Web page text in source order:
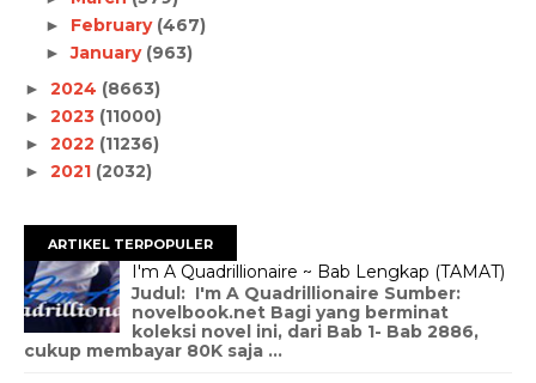
► February (467)
►January (963)
► 2024 (8663)
► 2023 (11000)
► 2022 (11236)
► 2021 (2032)
ARTIKEL TERPOPULER
I'm A Quadrillionaire ~ Bab Lengkap (TAMAT)
Judul: I'm A Quadrillionaire Sumber:
novelbook.net Bagi yang berminat
koleksi novel ini, dari Bab 1- Bab 2886,
cukup membayar 80K saja ...